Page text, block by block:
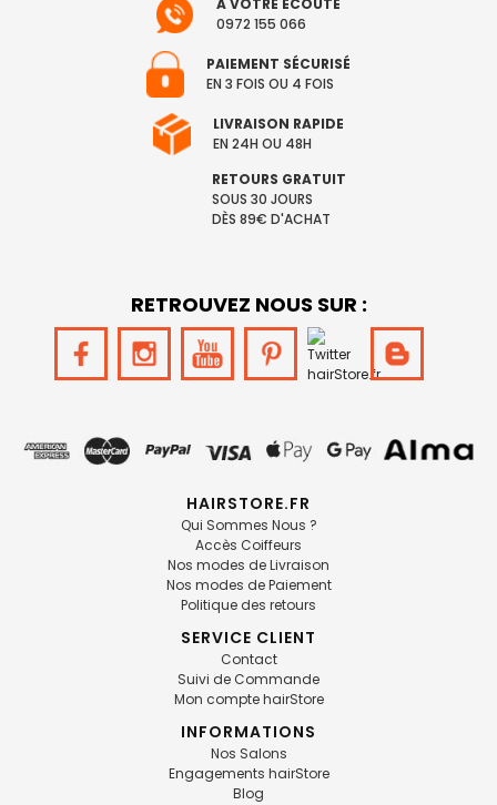
0972 155 066
PAIEMENT SÉCURISÉ
EN 3 FOIS OU 4 FOIS
LIVRAISON RAPIDE
EN 24H OU 48H
RETOURS GRATUIT
SOUS 30 JOURS
DÈS 89€ D'ACHAT
RETROUVEZ NOUS SUR :
HAIRSTORE.FR
Qui Sommes Nous ?
Accès Coiffeurs
Nos modes de Livraison
Nos modes de Paiement
Politique des retours
SERVICE CLIENT
Contact
Suivi de Commande
Mon compte hairStore
INFORMATIONS
Nos Salons
Engagements hairStore
Blog